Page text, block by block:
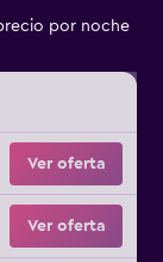
por noche
Ver oferta
Ver oferta